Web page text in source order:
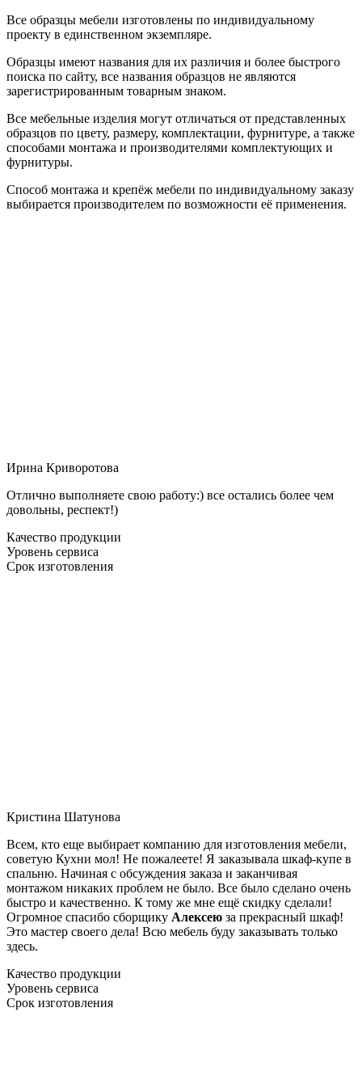
Все образцы мебели изготовлены по индивидуальному
проекту в единственном экземпляре.
Образцы имеют названия для их различия и более быстрого
поиска по сайту, все названия образцов не являются
зарегистрированным товарным знаком.
Все мебельные изделия могут отличаться от представленных
образцов по цвету, размеру, комплектации, фурнитуре, а также
способами монтажа и производителями комплектующих и
фурнитуры.
Способ монтажа и крепёж мебели по индивидуальному заказу
выбирается производителем по возможности её применения.
Ирина Криворотова
Отлично выполняете свою работу:) все остались более чем
довольны, респект!)
Качество продукции
Уровень сервиса
Срок изготовления
Кристина Шатунова
Всем, кто еще выбирает компанию для изготовления мебели,
советую Кухни мол! Не пожалеете! Я заказывала шкаф-купе в
спальню. Начиная с обсуждения заказа и заканчивая
монтажом никаких проблем не было. Все было сделано очень
быстро и качественно. К тому же мне ещё скидку сделали!
Огромное спасибо сборщику Алексею за прекрасный шкаф!
Это мастер своего дела! Всю мебель буду заказывать только
здесь.
Качество продукции
Уровень сервиса
Срок изготовления